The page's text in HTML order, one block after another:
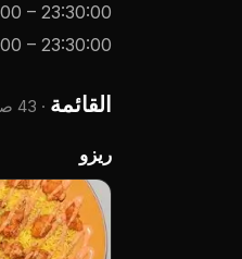
– 23:30:00
– 23:30:00
القائمة · 43 صنف
ريزو